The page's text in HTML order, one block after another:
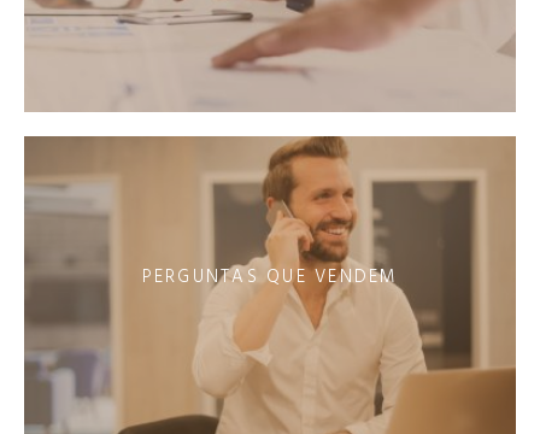
PERGUNTAS QUE VENDEM